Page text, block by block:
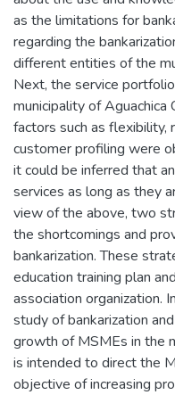
as the limitations for
regarding the
different entities of the
Next, the service
municipality of
factors such as flexibility,
customer profiling were
it could be inferred that
services as long as they
view of the above, two
the shortcomings and
bankarization. These
education training plan
association organization.
study of bankarization
growth of MSMEs in the
is intended to direct the
objective of increasing